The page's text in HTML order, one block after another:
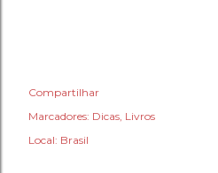
Compartilhar
Marcadores: Dicas Livros
Local: Brasil